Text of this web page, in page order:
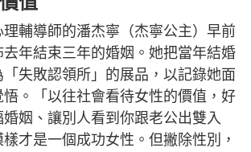
輔導師的潘杰寧（杰寧公主）早前
年結束三年的婚姻。她把當年結婚
失敗認領所」的展品，以記錄她面
。「以往社會看待女性的價值，好
姻、讓別人看到你跟老公出雙入
才是一個成功女性。但撇除性別，